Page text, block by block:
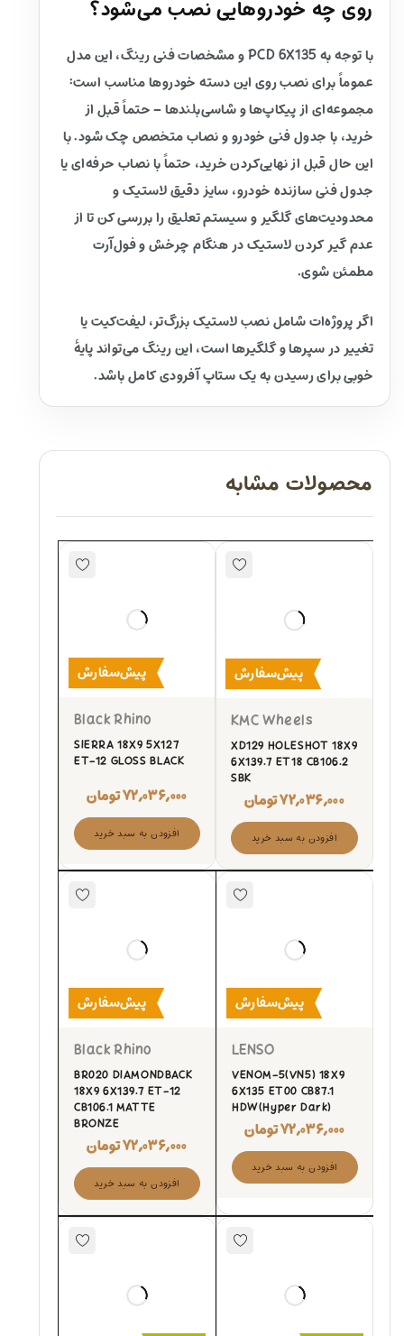
روی چه خودروهایی نصب می‌شود؟
با توجه به PCD 6X135 و مشخصات فنی رینگ، این مدل
عموماً برای نصب روی این دسته خودروها مناسب است:
مجموعه‌ای از پیکاپ‌ها و شاسی‌بلندها – حتماً قبل از
خرید، با جدول فنی خودرو و نصاب متخصص چک شود. با
این حال قبل از نهایی‌کردن خرید، حتماً با نصاب حرفه‌ای یا
جدول فنی سازنده خودرو، سایز دقیق لاستیک و
محدودیت‌های گلگیر و سیستم تعلیق را بررسی کن تا از
عدم گیر کردن لاستیک در هنگام چرخش و فول‌آرت
مطمئن شوی.
اگر پروژه‌ات شامل نصب لاستیک بزرگ‌تر، لیفت‌کیت یا
تغییر در سپرها و گلگیرها است، این رینگ می‌تواند پایهٔ
خوبی برای رسیدن به یک ستاپ آفرودی کامل باشد.
محصولات مشابه
پیش‌سفارش
KMC Wheels
XD129 HOLESHOT 18X9
6X139.7 ET18 CB106.2
SBK
۷۲,۰۳۶,۰۰۰تومان
افزودن به سبد خرید
پیش‌سفارش
Black Rhino
SIERRA 18X9 5X127
ET-12 GLOSS BLACK
۷۲,۰۳۶,۰۰۰تومان
افزودن به سبد خرید
پیش‌سفارش
LENSO
VENOM-5(VN5) 18X9
6X135 ET00 CB87.1
HDW(Hyper Dark)
۷۲,۰۳۶,۰۰۰تومان
افزودن به سبد خرید
پیش‌سفارش
Black Rhino
BR020 DIAMONDBACK
18X9 6X139.7 ET-12
CB106.1 MATTE
BRONZE
۷۲,۰۳۶,۰۰۰تومان
افزودن به سبد خرید